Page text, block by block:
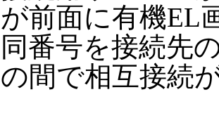
が前面に有機EL
同番号を接続先
の間で相互接続